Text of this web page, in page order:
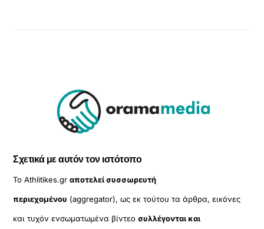
Σχετικά με αυτόν τον ιστότοπο
Το Athlitikes.grαποτελεί συσσωρευτή
περιεχομένου (aggregator), ως εκ τούτου τα άρθρα, εικόνες
και τυχόν ενσωματωμένα βίντεοσυλλέγονται και